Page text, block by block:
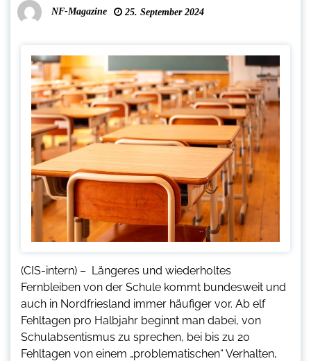
NF-Magazine 25. September 2024
(CIS-intern) – Längeres und wiederholtes
Fernbleiben von der Schule kommt bundesweit und
auch in Nordfriesland immer häufiger vor. Ab elf
Fehltagen pro Halbjahr beginnt man dabei, von
Schulabsentismus zu sprechen, bei bis zu 20
Fehltagen von einem „problematischen“ Verhalten,